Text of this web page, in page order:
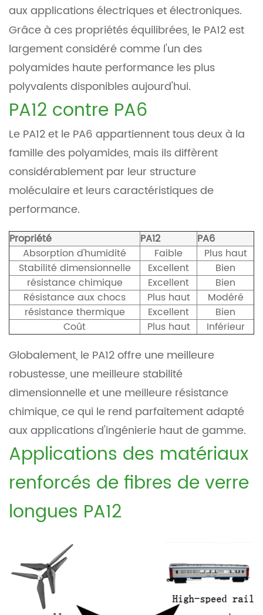
aux applications électriques et électroniques.
Grâce à ces propriétés équilibrées, le PA12 est
largement considéré comme l'un des
polyamides haute performance les plus
polyvalents disponibles aujourd'hui.
PA12 contre PA6
Le PA12 et le PA6 appartiennent tous deux à la
famille des polyamides, mais ils diffèrent
considérablement par leur structure
moléculaire et leurs caractéristiques de
performance.
Propriété PA12
PA6
Absorption d'humidité
Faible
Plus haut
Stabilité dimensionnelle
Excellent
Bien
résistance chimique
Excellent
Bien
Résistance aux chocs
Plus haut
Modéré
résistance thermique
Excellent
Bien
Coût
Plus haut Inférieur
Globalement, le PA12 offre une meilleure
robustesse, une meilleure stabilité
dimensionnelle et une meilleure résistance
chimique, ce qui le rend parfaitement adapté
aux applications d'ingénierie haut de gamme.
Applications des matériaux
renforcés de fibres de verre
longues PA12